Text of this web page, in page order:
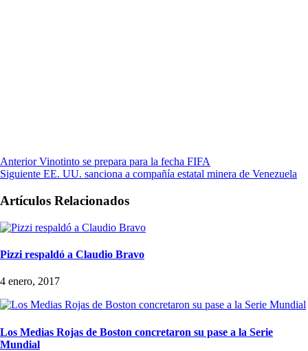
Anterior Vinotinto se prepara para la fecha FIFA
Siguiente EE. UU. sanciona a compañía estatal minera de Venezuela
Artículos Relacionados
Pizzi respaldó a Claudio Bravo
4 enero, 2017
Los Medias Rojas de Boston concretaron su pase a la Serie
Mundial